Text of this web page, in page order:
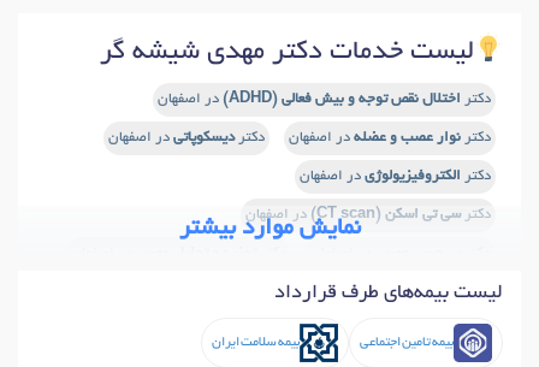
لیست خدمات دکتر مهدی شیشه گر
دکتر اختلال نقص توجه و بیش فعالی (ADHD) در اصفهان
دکتر نوار عصب و عضله در اصفهان دکتردیسکوپاتی در اصفهان
دکتر الکتروفیزیولوژی در اصفهان
دکترسی تی اسکن (CT scan) در اصفهان
دکتردرد مزمن گردندر اصفهان
دکتر گرفتگی (اسپاسم) عضلاتدر اصفهان
نمایش موارد بیشتر
لیست بیمه‌های طرف قرارداد
بیمه تامین اجتماعی بیمه سلامت ایران